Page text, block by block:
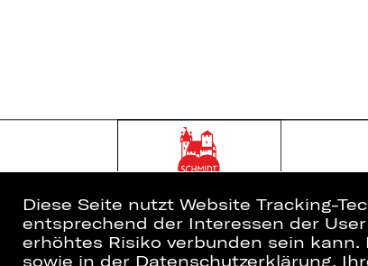
Diese Seite nutzt Website Tracking-
entsprechend der Interessen der
erhöhtes Risiko verbunden sein
sowie in der Datenschutzerklärung.